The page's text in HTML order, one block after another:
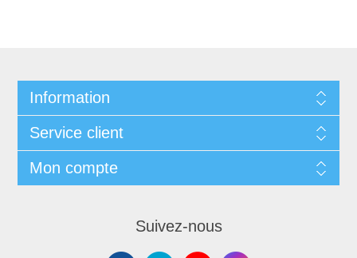
Information
Service client
Mon compte
Suivez-nous